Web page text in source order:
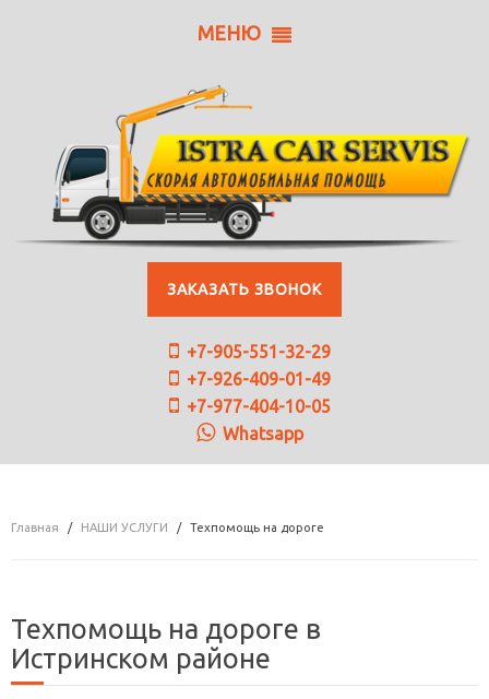
МЕНЮ
ЗАКАЗАТЬ ЗВОНОК
+7-905-551-32-29
+7-926-409-01-49
+7-977-404-10-05
Whatsapp
Главная НАШИ УСЛУГИ Техпомощь на дороге
Техпомощь на дороге в
Истринском районе